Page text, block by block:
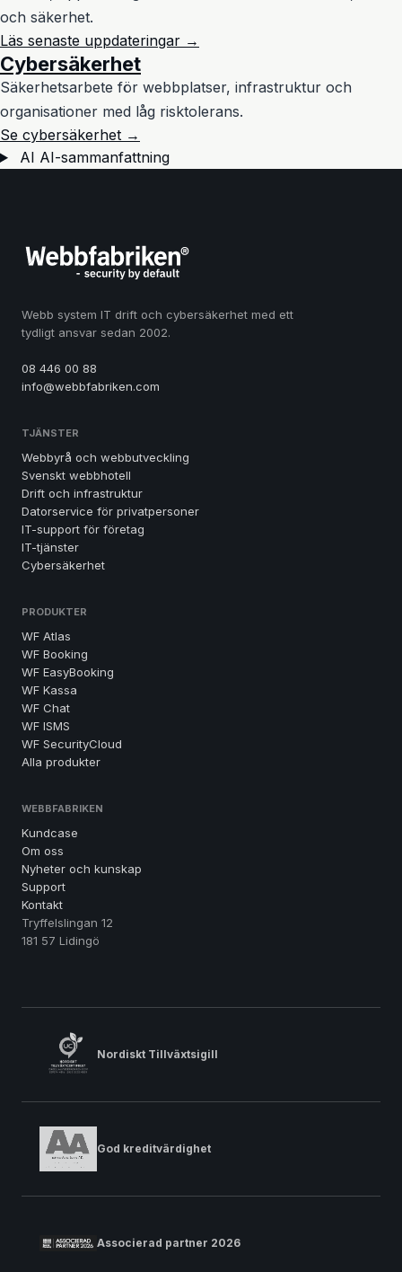
och säkerhet.
Läs senaste uppdateringar →
Cybersäkerhet
Säkerhetsarbete för webbplatser, infrastruktur och
organisationer med låg risktolerans.
Se cybersäkerhet →
AI AI-sammanfattning
Webb system IT drift och cybersäkerhet med ett
tydligt ansvar sedan 2002.
08 446 00 88
info@webbfabriken.com
TJÄNSTER
Webbyrå och webbutveckling
Svenskt webbhotell
Drift och infrastruktur
Datorservice för privatpersoner
IT-support för företag
IT-tjänster
Cybersäkerhet
PRODUKTER
WF Atlas
WF Booking
WF EasyBooking
WF Kassa
WF Chat
WF ISMS
WF SecurityCloud
Alla produkter
WEBBFABRIKEN
Kundcase
Om oss
Nyheter och kunskap
Support
Kontakt
Tryffelslingan 12
181 57 Lidingö
Nordiskt Tillväxtsigill
God kreditvärdighet
Associerad partner 2026